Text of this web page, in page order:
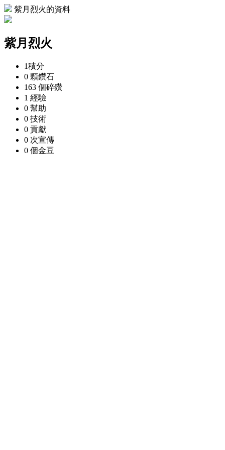
紫月烈火的資料
紫月烈火
1積分
0 顆鑽石
163 個碎鑽
1 經驗
0 幫助
0 技術
0 貢獻
0 次宣傳
0 個金豆